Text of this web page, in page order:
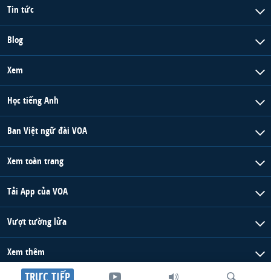
Tin tức
Blog
Xem
Học tiếng Anh
Ban Việt ngữ đài VOA
Xem toàn trang
Tải App của VOA
Vượt tường lửa
Xem thêm